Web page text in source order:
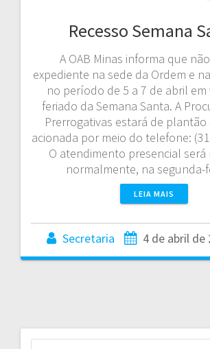
Recesso Semana
A OAB Minas informa que
expediente na sede da Ordem e
no período de 5 a 7 de abril
feriado da Semana Santa. A
Prerrogativas estará de plantão
acionada por meio do telefone:
O atendimento presencial
normalmente, na
LEIA MAIS
Secretaria 4 de abril de